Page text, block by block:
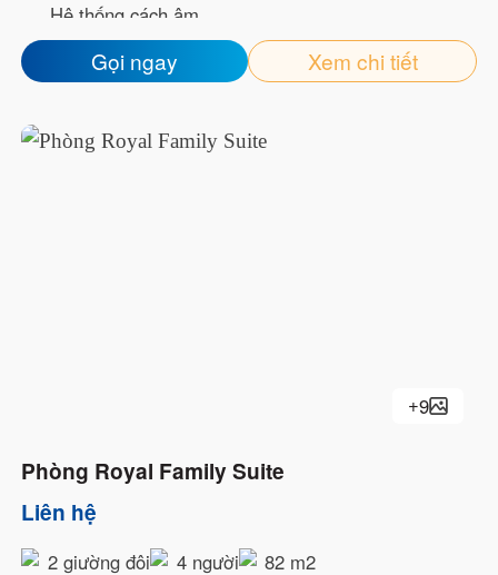
Hệ thống cách âm
Welcome Drink
Mạng wifi tốc độ cao
Minibar
Gọi ngay Xem chi tiết
+9
Phòng Royal Family Suite
Liên hệ
2 giường đôi 4 người 82 m2